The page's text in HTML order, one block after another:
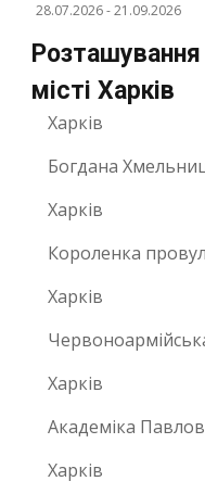
28.07.2026-21.09.2026
Розташування
місті Харків
Харків
Богдана
Харків
Короленка
Харків
Харків
Академіка
Харків